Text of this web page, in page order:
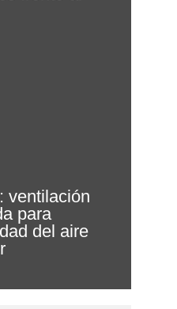
ventilación
para
del aire